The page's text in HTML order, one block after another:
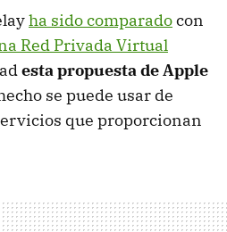
ha sido comparadocon
Red Privada Virtual
esta propuesta de Apple
se puede usar de
que proporcionan